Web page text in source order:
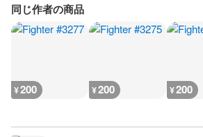
同じ作者の商品
¥200 ¥200 ¥200